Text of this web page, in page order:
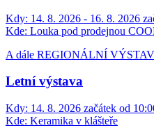
Kdy: 14. 8. 2026 - 16. 8. 2026
Kde: Louka pod prodejnou
A dále REGIONÁLNÍ
Letní výstava
Kdy: 14. 8. 2026 začátek od
Kde: Keramika v klášteře